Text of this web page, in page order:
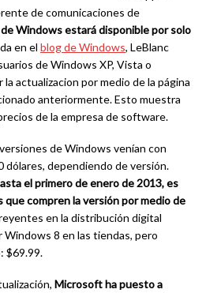
de comunicaciones de
Windows estará disponible por solo
en el blog de Windows, LeBlanc
de Windows XP, Vista o
actualizacion por medio de la página
anteriormente. Esto muestra
de la empresa de software.
de Windows venían con
dólares, dependiendo de versión.
el primero de enero de 2013, es
que compren la versión por medio de
en la distribución digital
8 en las tiendas, pero
$69.99.
Microsoft ha puesto a